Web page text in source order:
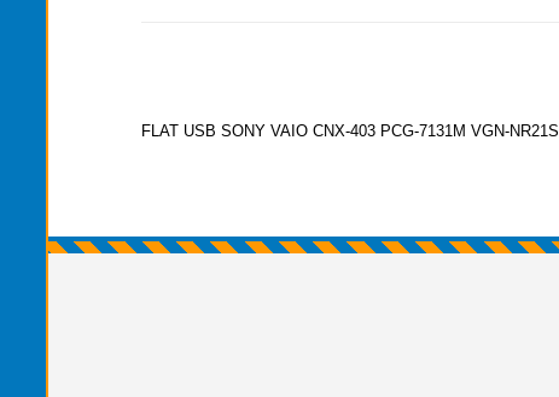
FLAT USB SONY VAIO CNX-403 PCG-7131M VGN-NR21S